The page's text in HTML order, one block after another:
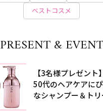
ベストコスメ
PRESENT & EVENT
【3名様プレゼント
50代のヘアケアに
なシャンプー＆ト